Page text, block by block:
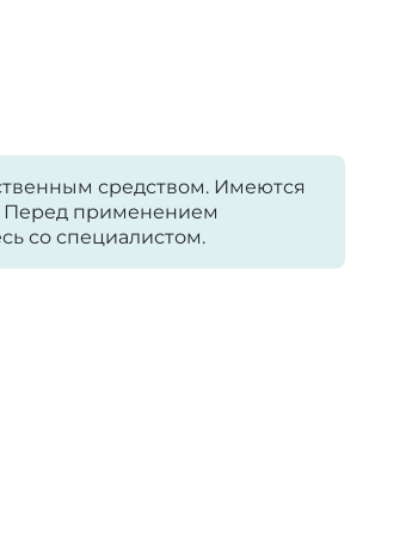
средством. Имеются
Перед применением
со специалистом.